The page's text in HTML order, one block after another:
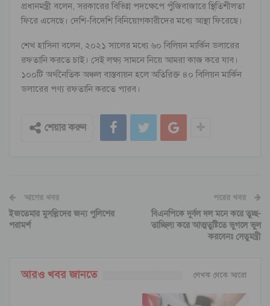
প্রধানমন্ত্রী বলেন, সরকারের বিভিন্ন পদক্ষেপে পুঁজিবাজারে স্থিতিশীলতা
ফিরে এসেছে। দেশি-বিদেশি বিনিয়োগকারীদের মধ্যে আস্থা ফিরেছে।
শেখ হাসিনা বলেন, ২০২১ সালের মধ্যে ৬০ বিলিয়ন মার্কিন ডলারের
রফতানি করতে চাই। সেই লক্ষ্য সামনে নিয়ে আমরা কাজ করে যাব।
১০০টি অর্থনৈতিক অঞ্চল বাস্তবায়ন হলে অতিরিক্ত ৪০ বিলিয়ন মার্কিন
ডলারের পণ্য রফতানি করতে পারব।
শেয়ার করুন
আগের খবর
ইজতেমার মুসল্লিদের জন্য পুলিশের
পরামর্শ
পরের খবর
বিএনপিকে দুর্বল দল মনে করে তুচ্ছ-
তাচ্ছিল্য করে আত্মতুষ্টিতে ভুগলে ভুল
করবেনঃ সেতুমন্ত্রী
আরও খবর জানতে লেখক থেকে আরো